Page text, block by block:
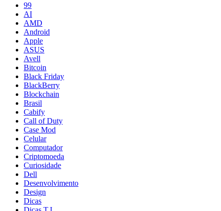
99
AI
AMD
Android
Apple
ASUS
Avell
Bitcoin
Black Friday
BlackBerry
Blockchain
Brasil
Cabify
Call of Duty
Case Mod
Celular
Computador
Criptomoeda
Curiosidade
Dell
Desenvolvimento
Design
Dicas